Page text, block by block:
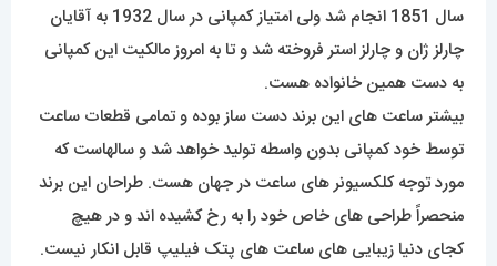
سال 1851 انجام شد ولی امتیاز کمپانی در سال 1932 به آقایان
چارلز ژان و چارلز استر فروخته شد و تا به امروز مالکیت این کمپانی
به دست همین خانواده هست.
بیشتر ساعت های این برند دست ساز بوده و تمامی قطعات ساعت
توسط خود کمپانی بدون واسطه تولید خواهد شد و سالهاست که
مورد توجه کلکسیونر های ساعت در جهان هست. طراحان این برند
منحصراً طراحی های خاص خود را به رخ کشیده اند و در هیچ
کجای دنیا زیبایی های ساعت های پتک فیلیپ قابل انکار نیست.